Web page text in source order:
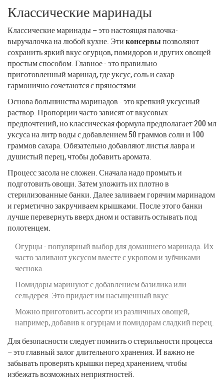
Классические маринады
Классические маринады – это настоящая палочка-
выручалочка на любой кухне. Этиконсервыпозволяют
сохранить яркий вкус огурцов, помидоров и других овощей
простым способом. Главное - это правильно
приготовленный маринад, где уксус, соль и сахар
гармонично сочетаются с пряностями.
Основа большинства маринадов - это крепкий уксусный
раствор. Пропорции часто зависят от вкусовых
предпочтений, но классическая формула предполагает 200 мл
уксуса на литр воды с добавлением 50 граммов соли и 100
граммов сахара. Обязательно добавляют листья лавра и
душистый перец, чтобы добавить аромата.
Процесс засола не сложен. Сначала надо промыть и
подготовить овощи. Затем уложить их плотно в
стерилизованные банки. Далее заливаем горячим маринадом
и герметично закручиваем крышками. После этого банки
лучше перевернуть вверх дном и оставить остывать под
полотенцем.
Огурцы - популярный выбор для домашнего маринада. Их
часто заливают уксусом вместе с укропом и зубчиками
чеснока.
Помидоры маринуют с добавлением базилика или
сельдерея. Это придает им насыщенный вкус.
Можно приготовить ассорти из различных овощей,
например, добавив к огурцам и помидорам сладкий перец.
Для безопасности следует помнить о стерильности процесса
– это главный залог длительного хранения. И важно не
забывать проверять крышки перед хранением, чтобы
избежать возможных неприятностей.